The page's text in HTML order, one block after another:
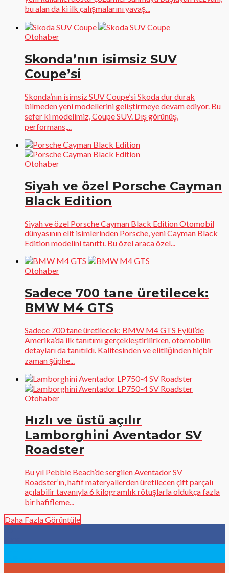
bu alan da ki ilk çalışmalarını yavaş...
Otohaber
Skonda’nın isimsiz SUV
Coupe’si
Skonda’nın isimsiz SUV Coupe’si Skoda dur durak
bilmeden yeni modellerini geliştirmeye devam ediyor. Bu
sefer ki modelimiz, Coupe SUV. Dış görünüş,
performans,...
Otohaber
Siyah ve özel Porsche Cayman
Black Edition
Siyah ve özel Porsche Cayman Black Edition Otomobil
dünyasının elit isimlerinden Porsche, yeni Cayman Black
Edition modelini tanıttı. Bu özel araca özel...
Otohaber
Sadece 700 tane üretilecek:
BMW M4 GTS
Sadece 700 tane üretilecek: BMW M4 GTS Eylül’de
Amerika’da ilk tanıtımı gerçekleştirilirken, otomobilin
detayları da tanıtıldı. Kalitesinden ve elitliğinden hiçbir
zaman şüphe...
Otohaber
Hızlı ve üstü açılır
Lamborghini Aventador SV
Roadster
Bu yıl Pebble Beach’de sergilen Aventador SV
Roadster’ın, hafif materyallerden üretilecen çift parçalı
açılabilir tavanıyla 6 kilogramlık rötuşlarla oldukça fazla
bir hafifleme...
Daha Fazla Görüntüle